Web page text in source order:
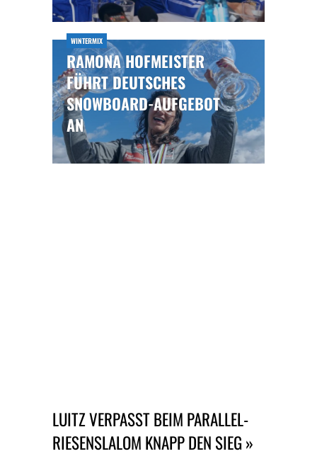
WINTERMIX
RAMONA HOFMEISTER
FÜHRT DEUTSCHES
SNOWBOARD-AUFGEBOT
AN
LUITZ VERPASST BEIM PARALLEL-
RIESENSLALOM KNAPP DEN SIEG »